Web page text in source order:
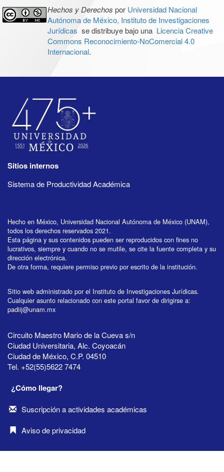
Hechos y Derechos por Universidad Nacional
Autónoma de México, Instituto de Investigaciones
Jurídicas se distribuye bajo una Licencia Creative
Commons Reconocimiento-NoComercial 4.0
Internacional.
Sitios internos
Sistema de Productividad Académica
Hecho en México, Universidad Nacional Autónoma de México (UNAM),
todos los derechos reservados 2021.
Esta página y sus contenidos pueden ser reproducidos con fines no
lucrativos, siempre y cuando no se mutile, se cite la fuente completa y su
dirección electrónica.
De otra forma, requiere permiso previo por escrito de la institución.
Sitio web administrado por el Instituto de Investigaciones Jurídicas.
Cualquier asunto relacionado con este portal favor de dirigirse a:
padiij@unam.mx
Circuito Maestro Mario de la Cueva s/n
Ciudad Universitaria, Alc. Coyoacán
Ciudad de México, C.P. 04510
Tel. +52(55)5622 7474
¿Cómo llegar?
Suscripción a actividades académicas
Aviso de privacidad